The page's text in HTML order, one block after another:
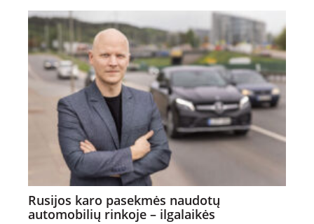
Rusijos karo pasekmės naudotų
automobilių rinkoje – ilgalaikės